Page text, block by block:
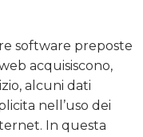
software preposte
acquisiscono,
alcuni dati
nell’uso dei
In questa